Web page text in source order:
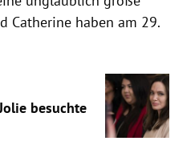
Catherine haben am 29.
besuchte